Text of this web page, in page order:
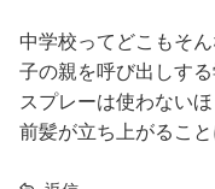
中学校ってどこもそ
子の親を呼び出しす
スプレーは使わないほ
前髪が立ち上がるこ